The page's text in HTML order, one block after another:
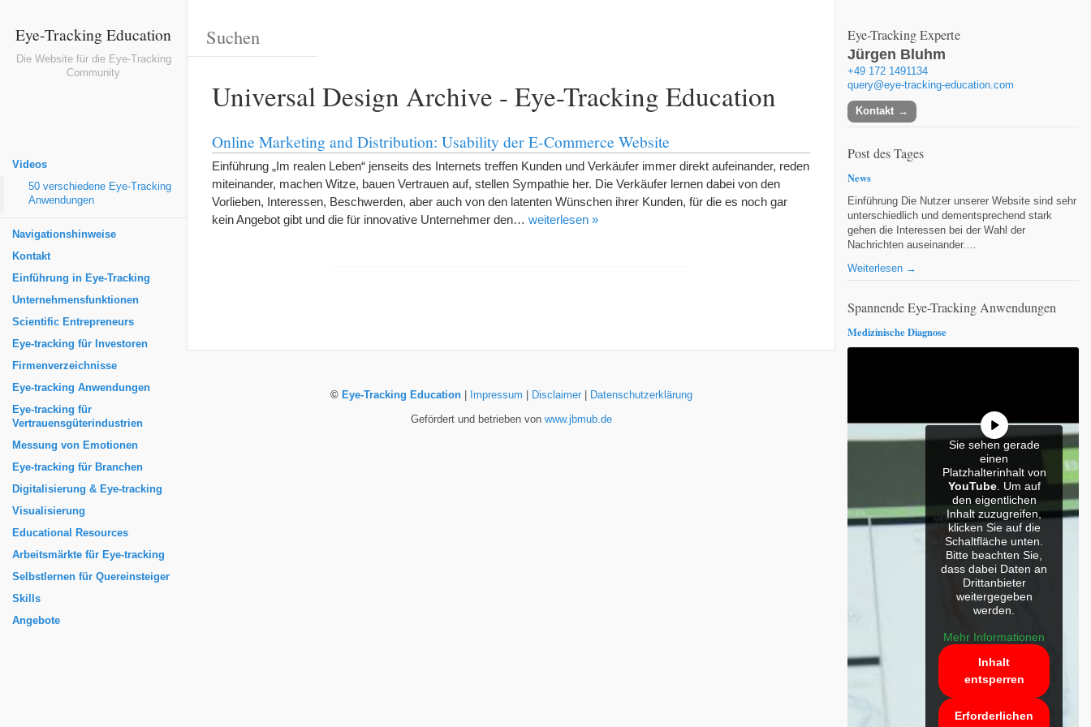
Eye-Tracking Education
Die Website für die Eye-Tracking
Community
Videos
50 verschiedene Eye-Tracking
Anwendungen
Navigationshinweise
Kontakt
Einführung in Eye-Tracking
Unternehmensfunktionen
Scientific Entrepreneurs
Eye-tracking für Investoren
Firmenverzeichnisse
Eye-tracking Anwendungen
Eye-tracking für
Vertrauensgüterindustrien
Messung von Emotionen
Eye-tracking für Branchen
Digitalisierung & Eye-tracking
Visualisierung
Educational Resources
Arbeitsmärkte für Eye-tracking
Selbstlernen für Quereinsteiger
Skills
Angebote
Universal Design Archive - Eye-Tracking Education
Online Marketing and Distribution: Usability der E-Commerce Website
Einführung „Im realen Leben“ jenseits des Internets treffen Kunden und Verkäufer immer direkt aufeinander, reden
miteinander, machen Witze, bauen Vertrauen auf, stellen Sympathie her. Die Verkäufer lernen dabei von den
Vorlieben, Interessen, Beschwerden, aber auch von den latenten Wünschen ihrer Kunden, für die es noch gar
kein Angebot gibt und die für innovative Unternehmer den… weiterlesen »
Eye-Tracking Experte
Jürgen Bluhm
+49 172 1491134
query@eye-tracking-education.com
Kontakt
Post des Tages
News
Einführung Die Nutzer unserer Website sind sehr
unterschiedlich und dementsprechend stark
gehen die Interessen bei der Wahl der
Nachrichten auseinander.…
Weiterlesen →
Spannende Eye-Tracking Anwendungen
Medizinische Diagnose
Sie sehen gerade
einen
Platzhalterinhalt von
YouTube. Um auf
den eigentlichen
Inhalt zuzugreifen,
klicken Sie auf die
Schaltfläche unten.
Bitte beachten Sie,
dass dabei Daten an
Drittanbieter
weitergegeben
werden.
Mehr Informationen
Inhalt
entsperren
Erforderlichen
© Eye-Tracking Education| Impressum Disclaimer| Datenschutzerklärung
Gefördert und betrieben von www.jbmub.de